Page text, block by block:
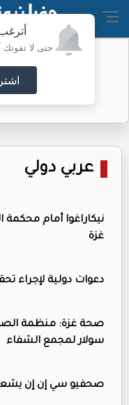
حتى لا تفوتك
عربي دولي
نيكاراغوا أمام محكمة
غزة
دعوات دولية لإجراء
سولار لمجمع الشفاء
صحفيو سي إن إن